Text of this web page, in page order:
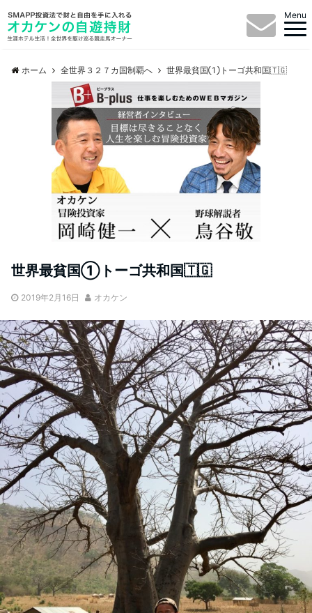
Menu
ホーム 全世界３２７カ国制覇へ 世界最貧国①トーゴ共和国🇹🇬
世界最貧国①トーゴ共和国🇹🇬
2019年2月16日 オカケン